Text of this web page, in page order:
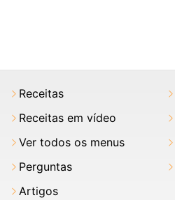
Receitas
Receitas em vídeo
Ver todos os menus
Perguntas
Artigos